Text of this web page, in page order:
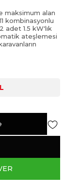
maksimum alan
kombinasyonlu
adet 1.5 kW'lık
ateşlemesi